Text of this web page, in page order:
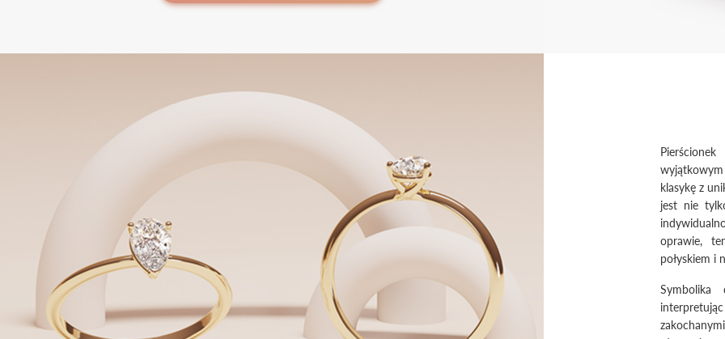
klasykę z
jest nie
oprawie,
połyskiem i
Symbolika